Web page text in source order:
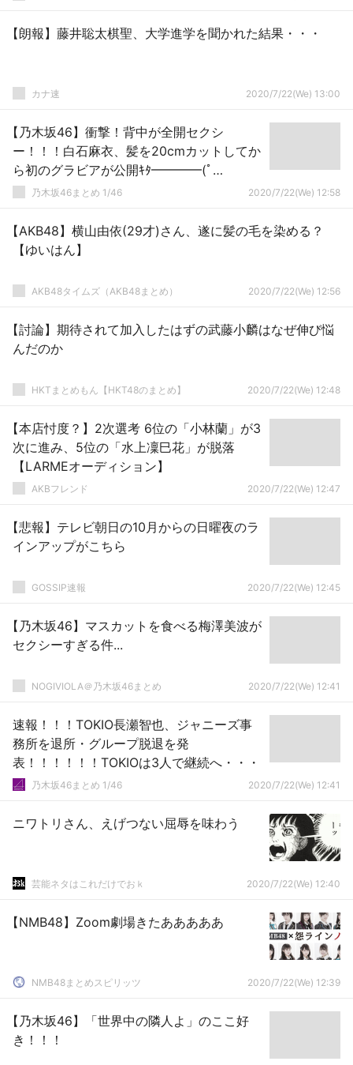
【朗報】藤井聡太棋聖、大学進学を聞かれた結果・・・
カナ速 2020/7/22(We) 13:00
【乃木坂46】衝撃！背中が全開セクシ
ー！！！白石麻衣、髪を20cmカットしてか
ら初のグラビアが公開ｷﾀ━━━━(ﾟ
∀ﾟ)━━━━！！！
乃木坂46まとめ 1/46 2020/7/22(We) 12:58
【AKB48】横山由依(29才)さん、遂に髪の毛を染める？
【ゆいはん】
AKB48タイムズ（AKB48まとめ） 2020/7/22(We) 12:56
【討論】期待されて加入したはずの武藤小麟はなぜ伸び悩
んだのか
HKTまとめもん【HKT48のまとめ】 2020/7/22(We) 12:48
【本店忖度？】2次選考 6位の「小林蘭」が3
次に進み、5位の「水上凜巳花」が脱落
【LARMEオーディション】
AKBフレンド 2020/7/22(We) 12:47
【悲報】テレビ朝日の10月からの日曜夜のラ
インアップがこちら
GOSSIP速報 2020/7/22(We) 12:45
【乃木坂46】マスカットを食べる梅澤美波が
セクシーすぎる件...
NOGIVIOLA＠乃木坂46まとめ 2020/7/22(We) 12:41
速報！！！TOKIO長瀬智也、ジャニーズ事
務所を退所・グループ脱退を発
表！！！！！！TOKIOは3人で継続へ・・・
乃木坂46まとめ 1/46 2020/7/22(We) 12:41
ニワトリさん、えげつない屈辱を味わう
芸能ネタはこれだけでおｋ 2020/7/22(We) 12:40
【NMB48】Zoom劇場きたあああああ
NMB48まとめスピリッツ 2020/7/22(We) 12:39
【乃木坂46】「世界中の隣人よ」のここ好
き！！！